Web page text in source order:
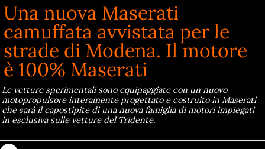
Una nuova Maserati
camuffata avvistata per le
strade di Modena. Il motore
è 100% Maserati
Le vetture sperimentali sono equipaggiate con un nuovo
motopropulsore interamente progettato e costruito in Maserati
che sarà il capostipite di una nuova famiglia di motori impiegati
in esclusiva sulle vetture del Tridente.